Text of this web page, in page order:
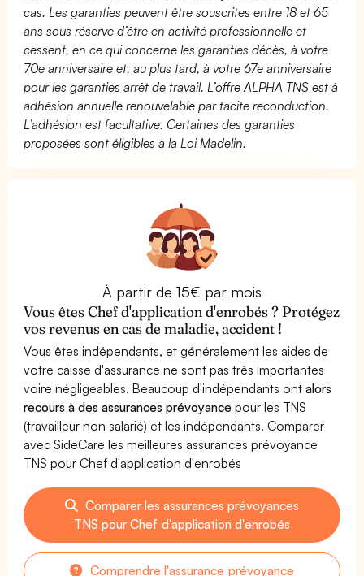
cas. Les garanties peuvent être souscrites entre 18 et 65
ans sous réserve d’être en activité professionnelle et
cessent, en ce qui concerne les garanties décès, à votre
70e anniversaire et, au plus tard, à votre 67e anniversaire
pour les garanties arrêt de travail. L’offre ALPHA TNS est à
adhésion annuelle renouvelable par tacite reconduction.
L’adhésion est facultative. Certaines des garanties
proposées sont éligibles à la Loi Madelin.
À partir de 15€ par mois
Vous êtes Chef d'application d'enrobés ? Protégez
vos revenus en cas de maladie, accident !
Vous êtes indépendants, et généralement les aides de
votre caisse d'assurance ne sont pas très importantes
voire négligeables. Beaucoup d'indépendants ontalors
recours à des assurances prévoyance pour les TNS
(travailleur non salarié) et les indépendants. Comparer
avec SideCare les meilleures assurances prévoyance
TNS pour Chef d'application d'enrobés
Comparer les assurances prévoyances
TNS pour Chef d'application d'enrobés
Comprendre l'assurance prévoyance